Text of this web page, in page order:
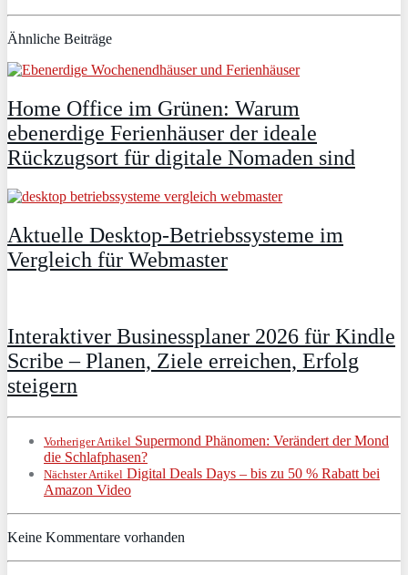
Ähnliche Beiträge
Home Office im Grünen: Warum
ebenerdige Ferienhäuser der ideale
Rückzugsort für digitale Nomaden sind
Aktuelle Desktop-Betriebssysteme im
Vergleich für Webmaster
Interaktiver Businessplaner 2026 für Kindle
Scribe – Planen, Ziele erreichen, Erfolg
steigern
Vorheriger Artikel Supermond Phänomen: Verändert der Mond
die Schlafphasen?
Nächster Artikel Digital Deals Days – bis zu 50 % Rabatt bei
Amazon Video
Keine Kommentare vorhanden